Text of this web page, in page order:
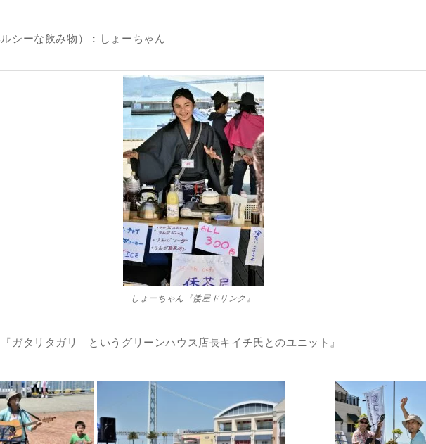
シーな飲み物）：しょーちゃん
しょーちゃん『倭屋ドリンク』
ガタリタガリ というグリーンハウス店長キイチ氏とのユニット』